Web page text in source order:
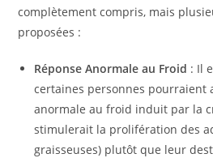
complètement compris, mais
proposées :
Réponse Anormale au Froid : Il
certaines personnes pourraient
anormale au froid induit par la
stimulerait la prolifération des
graisseuses) plutôt que leur